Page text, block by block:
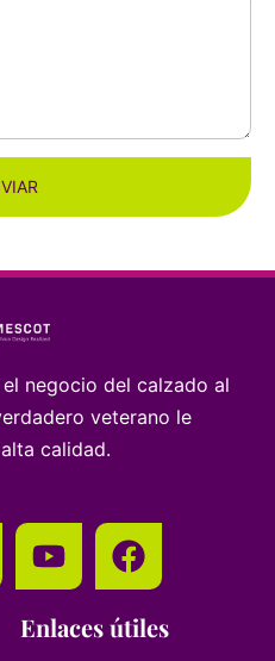
negocio del calzado al
veterano le
calidad.
Enlaces útiles